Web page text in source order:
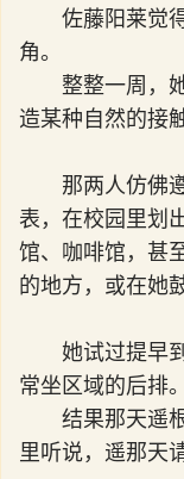
佐藤阳莱觉
角。
整整一周，
造某种自然的接
那两人仿佛
表，在校园里划
馆、咖啡馆，甚
的地方，或在她
她试过提早
常坐区域的后排。
结果那天遥
里听说，遥那天